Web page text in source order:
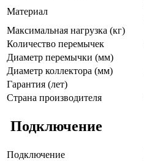
Материал
Максимальная нагрузка (кг)
Количество перемычек
Диаметр перемычки (мм)
Диаметр коллектора (мм)
Гарантия (лет)
Страна производителя
Подключение
Подключение